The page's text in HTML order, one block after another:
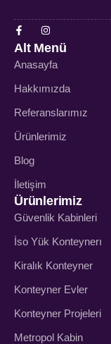
Alt Menü
Anasayfa
Hakkımızda
Referanslarımız
Ürünlerimiz
Blog
İletişim
Ürünlerimiz
Güvenlik Kabinleri
İso Yük Konteynerı
Kiralık Konteyner
Konteyner Evler
Konteyner Projeleri
Metropol Kabin